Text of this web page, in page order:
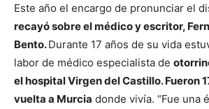
Este año el encargo de pronunciar el
recayó sobre el médico y escritor,
Bento.Durante 17 años de su vida
labor de médico especialista de
el hospital Virgen del Castillo. Fueron
vuelta a Murcia donde vivía. “Fue una